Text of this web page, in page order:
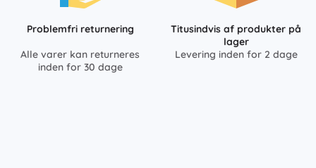
Problemfri returnering
Alle varer kan returneres
inden for 30 dage
Titusindvis af produkter på
lager
Levering inden for 2 dage